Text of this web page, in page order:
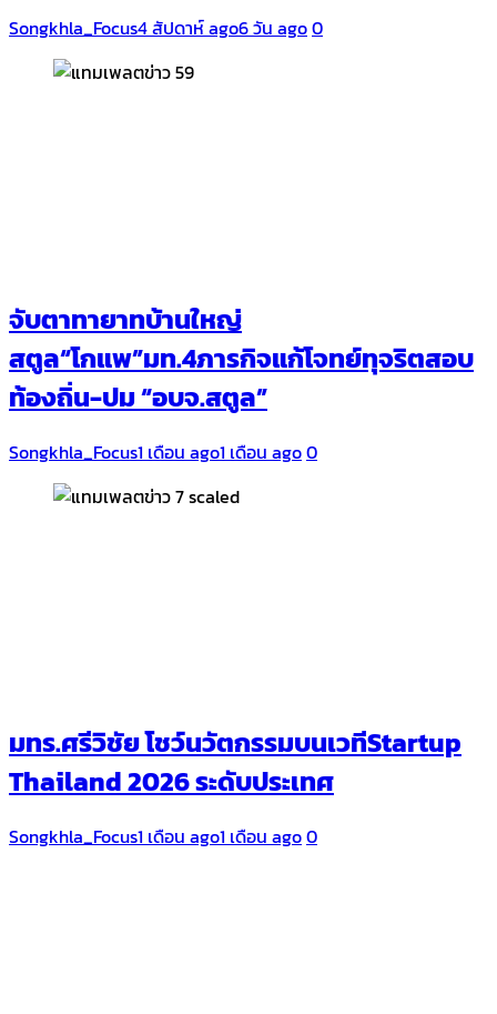
Songkhla_Focus4 สัปดาห์ ago6 วัน ago0
จับตาทายาทบ้านใหญ่
สตูล“โกแพ”มท.4ภารกิจแก้โจทย์ทุจริตสอบ
ท้องถิ่น-ปม “อบจ.สตูล”
Songkhla_Focus1 เดือน ago1 เดือน ago0
มทร.ศรีวิชัย โชว์นวัตกรรมบนเวทีStartup
Thailand 2026 ระดับประเทศ
Songkhla_Focus1 เดือน ago1 เดือน ago0